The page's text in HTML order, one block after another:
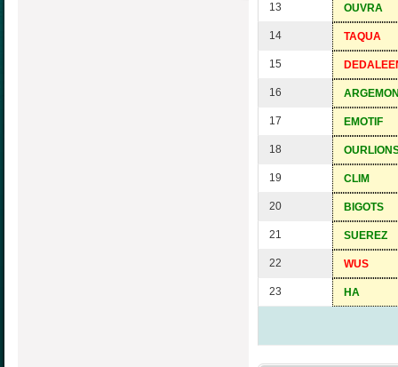
13 OUVRA
14 TAQUA
15
16
17 EMOTIF
18
19 CLIM
20 BIGOTS
21 SUEREZ
22 WUS
23 HA